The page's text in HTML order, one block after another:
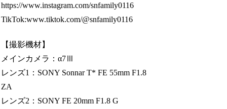
https://www.instagram.com/snfamily0116
TikTok:www.tiktok.com/@snfamily0116
【撮影機材】
メインカメラ：α7Ⅲ
レンズ1：SONY Sonnar T* FE 55mm F1.8
ZA
レンズ2：SONY FE 20mm F1.8 G